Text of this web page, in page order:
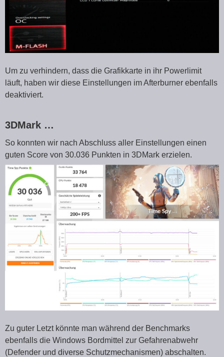
Um zu verhindern, dass die Grafikkarte in ihr Powerlimit
läuft, haben wir diese Einstellungen im Afterburner ebenfalls
deaktiviert.
3DMark …
So konnten wir nach Abschluss aller Einstellungen einen
guten Score von 30.036 Punkten in 3DMark erzielen.
Zu guter Letzt könnte man während der Benchmarks
ebenfalls die Windows Bordmittel zur Gefahrenabwehr
(Defender und diverse Schutzmechanismen) abschalten.